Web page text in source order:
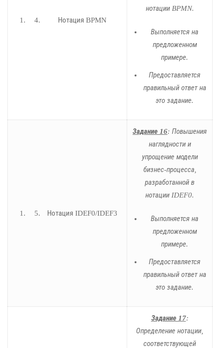
Нотация BPMN
нотации BPMN.
Выполняется на
предложенном
примере.
Предоставляется
правильный ответ на
это задание.
Нотация IDEF0/IDEF3
Задание 16: Повышения
наглядности и
упрощение модели
бизнес-процесса,
разработанной в
нотации IDEF0.
Выполняется на
предложенном
примере.
Предоставляется
правильный ответ на
это задание.
Задание 17:
Определение нотации,
соответствующей